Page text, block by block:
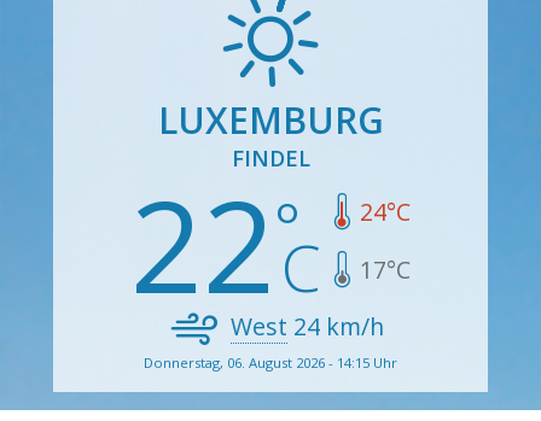
LUXEMBURG
FINDEL
22 24°C
17°C
West 24 km/h
Donnerstag, 06. August 2026 - 14:15 Uhr